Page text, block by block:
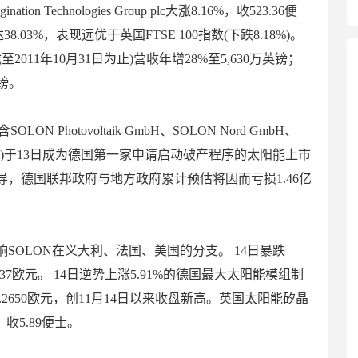
Technologies Group plc大涨8.16%，收523.36便
，表现远优于英国FTSE 100指数(下跌8.18%)。
2011年10月31日为止)营收年增28%至5,630万英镑；
。
Photovoltaik GmbH、SOLON Nord GmbH、
于13日成为德国第一家申请启动破产程序的太阳能上市
德国联邦政府与地方政府累计预估将因而亏损1.46亿
SOLON在义大利、法国、美国的分支。 14日暴跌
欧元。 14日逆势上涨5.91%的德国最大太阳能模组制
欧元，创11月14日以来收盘新高。英国太阳能矽晶
5.89便士。